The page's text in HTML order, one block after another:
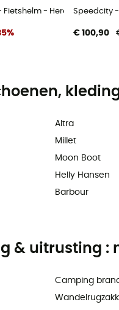
Fietshelm - Heren Speedcity
€ 100,90
Altra
Millet
Moon Boot
Helly Hansen
Barbour
& uitrusting :
Camping